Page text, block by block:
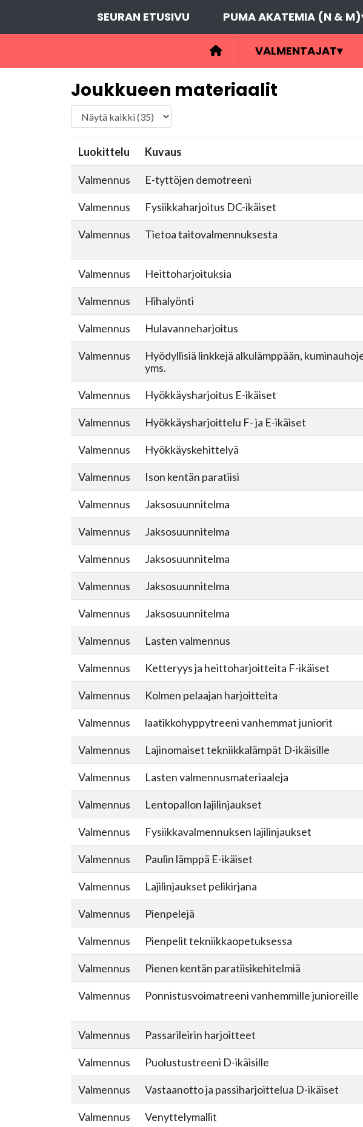
SEURAN ETUSIVU PUMA AKATEMIA (N & M)
VALMENTAJAT▾
Joukkueen materiaalit
Luokittelu Kuvaus
Valmennus E-tyttöjen demotreeni
Valmennus Fysiikkaharjoitus DC-ikäiset
Valmennus Tietoa taitovalmennuksesta
Valmennus Heittoharjoituksia
Valmennus Hihalyönti
Valmennus Hulavanneharjoitus
Valmennus
Hyödyllisiä linkkejä alkulämppään,
yms.
Valmennus Hyökkäysharjoitus E-ikäiset
Valmennus Hyökkäysharjoittelu F- ja E-ikäiset
Valmennus Hyökkäyskehittelyä
Valmennus Ison kentän paratiisi
Valmennus Jaksosuunnitelma
Valmennus Jaksosuunnitelma
Valmennus Jaksosuunnitelma
Valmennus Jaksosuunnitelma
Valmennus Jaksosuunnitelma
Valmennus Lasten valmennus
Valmennus Ketteryys ja heittoharjoitteita F-ikäiset
Valmennus Kolmen pelaajan harjoitteita
Valmennus laatikkohyppytreeni vanhemmat juniorit
Valmennus Lajinomaiset tekniikkalämpät D-ikäisille
Valmennus Lasten valmennusmateriaaleja
Valmennus Lentopallon lajilinjaukset
Valmennus Fysiikkavalmennuksen lajilinjaukset
Valmennus Paulin lämppä E-ikäiset
Valmennus Lajilinjaukset pelikirjana
Valmennus Pienpelejä
Valmennus Pienpelit tekniikkaopetuksessa
Valmennus Pienen kentän paratiisikehitelmiä
Valmennus Ponnistusvoimatreeni vanhemmille junioreille
Valmennus Passarileirin harjoitteet
Valmennus Puolustustreeni D-ikäisille
Valmennus Vastaanotto ja passiharjoittelua D-ikäiset
Valmennus Venyttelymallit